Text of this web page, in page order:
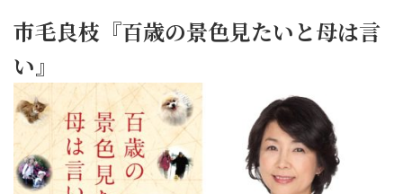
市毛良枝『百歳の景色見たいと母は言
い』